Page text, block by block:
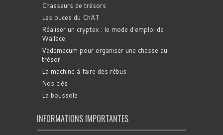
Chasseurs de trésors
Les puces du ChAT
Réaliser un cryptex : le mode d'emploi de
Wallace
Vademecum pour organiser une chasse au
trésor
La machine à faire des rébus
Nos clés
La boussole
INFORMATIONS IMPORTANTES